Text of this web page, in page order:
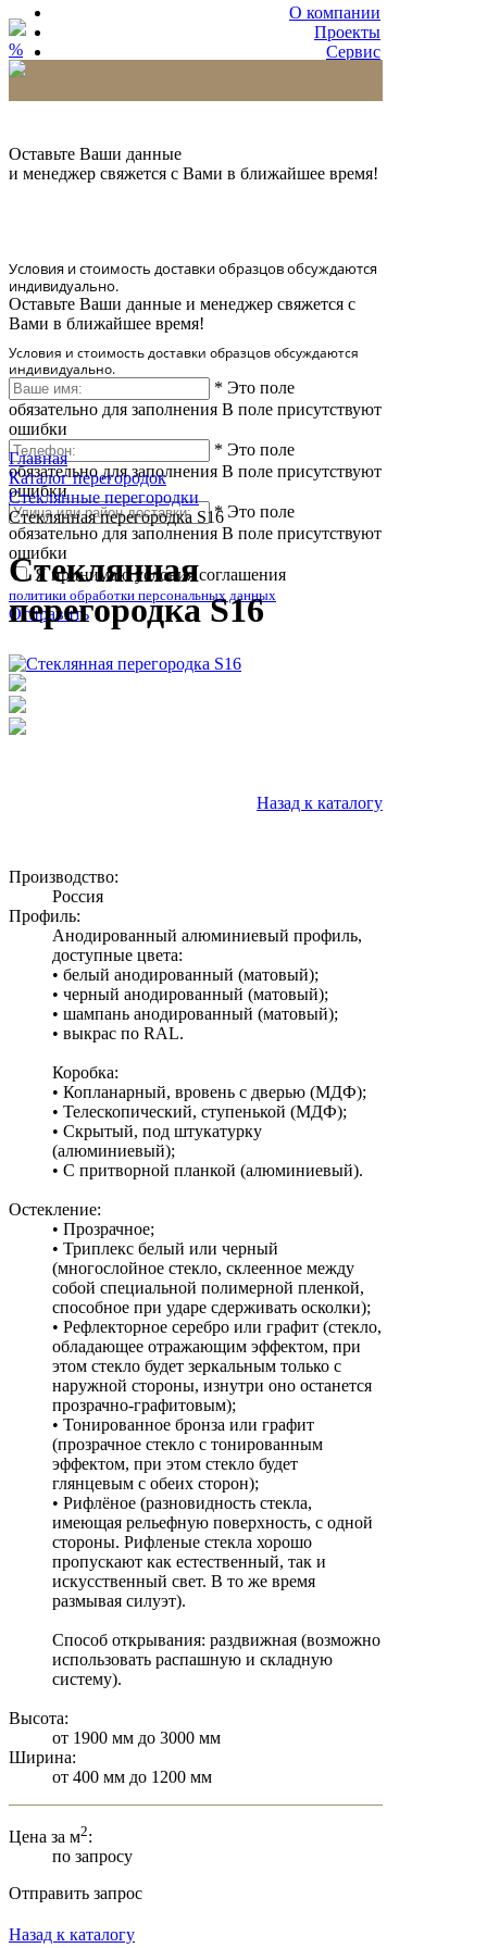
О компании
Проекты
Сервис
%
Оставьте Ваши данные
и менеджер свяжется с Вами в ближайшее время!
Условия и стоимость доставки образцов обсуждаются
индивидуально.
Оставьте Ваши данные и менеджер свяжется с
Вами в ближайшее время!
Условия и стоимость доставки образцов обсуждаются
индивидуально.
* Это поле
обязательно для заполнения В поле присутствуют
ошибки
* Это поле
обязательно для заполнения В поле присутствуют
ошибки
* Это поле
обязательно для заполнения В поле присутствуют
ошибки
Я принимаю условия соглашения
политики обработки персональных данных
Отправить
Главная
Каталог перегородок
Стеклянные перегородки
Стеклянная перегородка S16
Стеклянная
перегородка S16
Назад к каталогу
Производство:
Россия
Профиль:
Анодированный алюминиевый профиль,
доступные цвета:
• белый анодированный (матовый);
• черный анодированный (матовый);
• шампань анодированный (матовый);
• выкрас по RAL.
Коробка:
• Копланарный, вровень с дверью (МДФ);
• Телескопический, ступенькой (МДФ);
• Скрытый, под штукатурку
(алюминиевый);
• С притворной планкой (алюминиевый).
Остекление:
• Прозрачное;
• Триплекс белый или черный
(многослойное стекло, склеенное между
собой специальной полимерной пленкой,
способное при ударе сдерживать осколки);
• Рефлекторное серебро или графит (стекло,
обладающее отражающим эффектом, при
этом стекло будет зеркальным только с
наружной стороны, изнутри оно останется
прозрачно-графитовым);
• Тонированное бронза или графит
(прозрачное стекло с тонированным
эффектом, при этом стекло будет
глянцевым с обеих сторон);
• Рифлёное (разновидность стекла,
имеющая рельефную поверхность, с одной
стороны. Рифленые стекла хорошо
пропускают как естественный, так и
искусственный свет. В то же время
размывая силуэт).
Способ открывания: раздвижная (возможно
использовать распашную и складную
систему).
Высота:
от 1900 мм до 3000 мм
Ширина:
от 400 мм до 1200 мм
Цена за м2:
по запросу
Отправить запрос
Назад к каталогу